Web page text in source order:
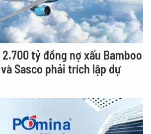
2.700 tỷ đồng nợ xấu Bamboo
Sasco phải trích lập dự